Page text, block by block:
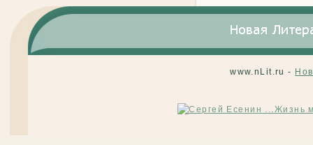
www.nLit.ru -